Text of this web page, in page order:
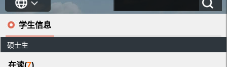
学生信息
硕士生